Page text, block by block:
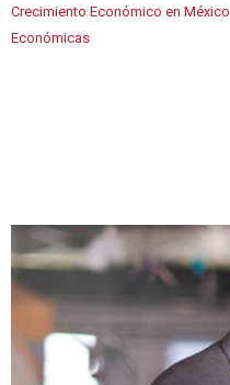
Crecimiento Económico en México
Económicas